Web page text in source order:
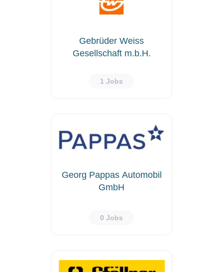
Gebrüder Weiss
Gesellschaft m.b.H.
1 Jobs
Georg Pappas Automobil
GmbH
0 Jobs